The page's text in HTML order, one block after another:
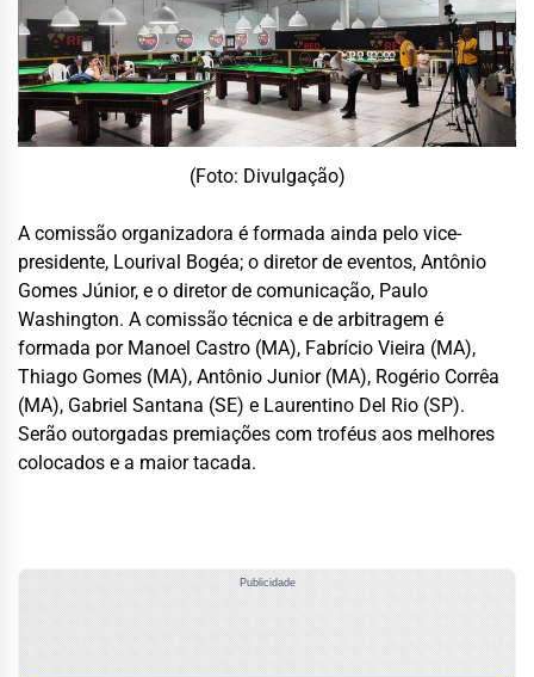
(Foto: Divulgação)
A comissão organizadora é formada ainda pelo vice-
presidente, Lourival Bogéa; o diretor de eventos, Antônio
Gomes Júnior, e o diretor de comunicação, Paulo
Washington. A comissão técnica e de arbitragem é
formada por Manoel Castro (MA), Fabrício Vieira (MA),
Thiago Gomes (MA), Antônio Junior (MA), Rogério Corrêa
(MA), Gabriel Santana (SE) e Laurentino Del Rio (SP).
Serão outorgadas premiações com troféus aos melhores
colocados e a maior tacada.
Publicidade